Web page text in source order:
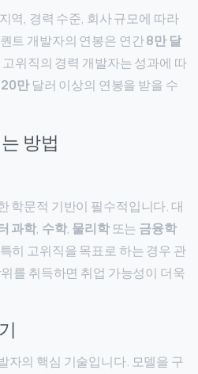
역, 경력 수준, 회사 규모에 따라
트 개발자의 연봉은 연간8만 달
위직의 경력 개발자는 성과에 따
20만달러 이상의 연봉을 받을 수
방법
학문적 기반이 필수적입니다. 대
과학, 수학, 물리학또는 금융학
히 고위직을 목표로 하는 경우 관
를 취득하면 취업 가능성이 더욱
자의 핵심 기술입니다. 모델을 구